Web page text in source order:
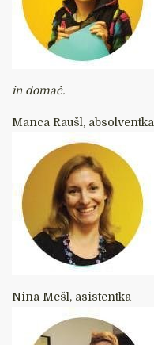
in domač.
Manca Raušl, absolventka
Nina Mešl, asistentka